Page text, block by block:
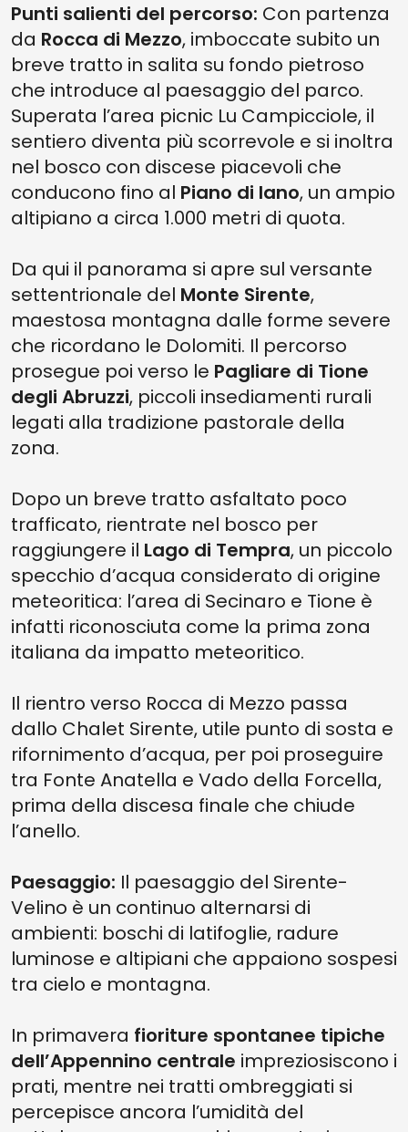
Punti salienti del percorso: Con partenza
da Rocca di Mezzo, imboccate subito un
breve tratto in salita su fondo pietroso
che introduce al paesaggio del parco.
Superata l’area picnic Lu Campicciole, il
sentiero diventa più scorrevole e si inoltra
nel bosco con discese piacevoli che
conducono fino al Piano di Iano, un ampio
altipiano a circa 1.000 metri di quota.
Da qui il panorama si apre sul versante
settentrionale del Monte Sirente,
maestosa montagna dalle forme severe
che ricordano le Dolomiti. Il percorso
prosegue poi verso le Pagliare di Tione
degli Abruzzi, piccoli insediamenti rurali
legati alla tradizione pastorale della
zona.
Dopo un breve tratto asfaltato poco
trafficato, rientrate nel bosco per
raggiungere il Lago di Tempra, un piccolo
specchio d’acqua considerato di origine
meteoritica: l’area di Secinaro e Tione è
infatti riconosciuta come la prima zona
italiana da impatto meteoritico.
Il rientro verso Rocca di Mezzo passa
dallo Chalet Sirente, utile punto di sosta e
rifornimento d’acqua, per poi proseguire
tra Fonte Anatella e Vado della Forcella,
prima della discesa finale che chiude
l’anello.
Paesaggio: Il paesaggio del Sirente-
Velino è un continuo alternarsi di
ambienti: boschi di latifoglie, radure
luminose e altipiani che appaiono sospesi
tra cielo e montagna.
In primavera fioriture spontanee tipiche
dell’Appennino centrale impreziosiscono i
prati, mentre nei tratti ombreggiati si
percepisce ancora l’umidità del